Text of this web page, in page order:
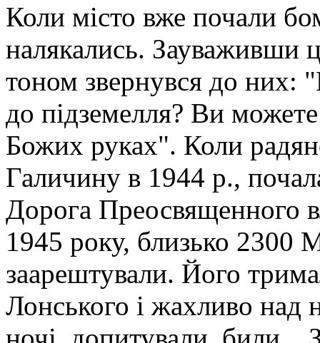
Коли місто вже почали
налякались. Зауваживши
тоном звернувся до них:
до підземелля? Ви
Божих руках". Коли
Галичину в 1944 р.,
Дорога Преосвященного
1945 року, близько 2300
заарештували. Його
Лонського і жахливо над